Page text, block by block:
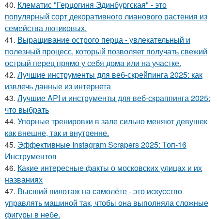
40. Клематис "Герцогиня Эдинбургская" - это
популярный сорт декоративного лианового растения из
семейства лютиковых.
41. Выращивание острого перца - увлекательный и
полезный процесс, который позволяет получать свежий
острый перец прямо у себя дома или на участке.
42. Лучшие инструменты для веб-скрейпинга 2025: как
извлечь данные из интернета
43. Лучшие API и инструменты для веб-скраппинга 2025:
что выбрать
44. Упорные тренировки в зале сильно меняют девушек
как внешне, так и внутренне.
45. Эффективные Instagram Scrapers 2025: Топ-16
Инструментов
46. Какие интересные факты о московских улицах и их
названиях
47. Высший пилотаж на самолёте - это искусство
управлять машиной так, чтобы она выполняла сложные
фигуры в небе.